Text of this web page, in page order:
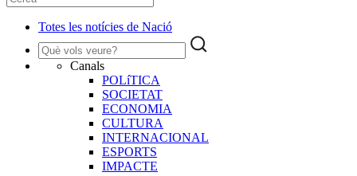
Totes les notícies de Nació
Canals
POLíTICA
SOCIETAT
ECONOMIA
CULTURA
INTERNACIONAL
ESPORTS
IMPACTE